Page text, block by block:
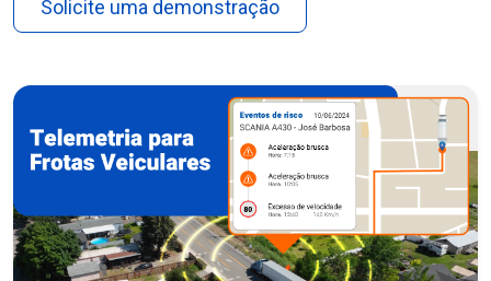
Solicite uma demonstração